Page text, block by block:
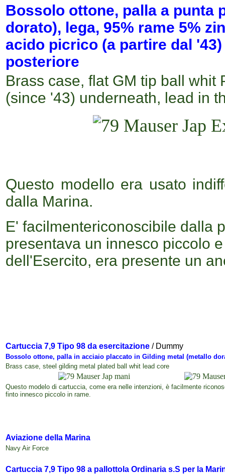
Bossolo ottone, palla a punta
dorato), lega, 95% rame 5%
acido picrico (a partire dal
posteriore
Brass case, flat GM tip ball whit
(since '43) underneath, lead in
Questo modello era usato
dalla Marina.
E' facilmentericonoscibile dalla
presentava un innesco piccolo
dell'Esercito, era presente un
Cartuccia 7,9 Tipo 98 da esercitazione / Dummy
Bossolo ottone, palla in acciaio placcato in Gilding metal (metallo
Brass case, steel gilding metal plated ball whit lead core
Questo modelo di cartuccia, come era nelle intenzioni, è facilmente
finto innesco piccolo in rame.
Aviazione della Marina
Navy Air Force
Cartuccia 7,9 Tipo 98 a pallottola Ordinaria s.S per la